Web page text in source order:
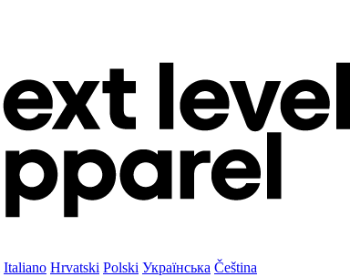
Italiano Hrvatski Polski Українська Čeština